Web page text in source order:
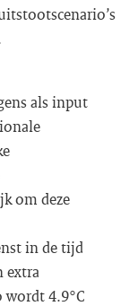
als input
om deze
in de tijd
extra
wordt 4.9°C